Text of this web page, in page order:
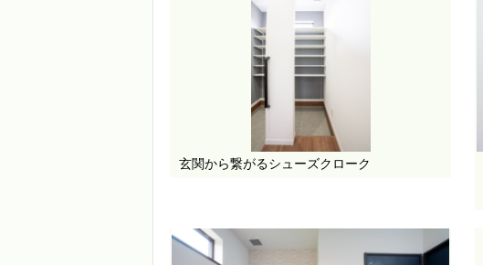
玄関から繋がるシューズクローク